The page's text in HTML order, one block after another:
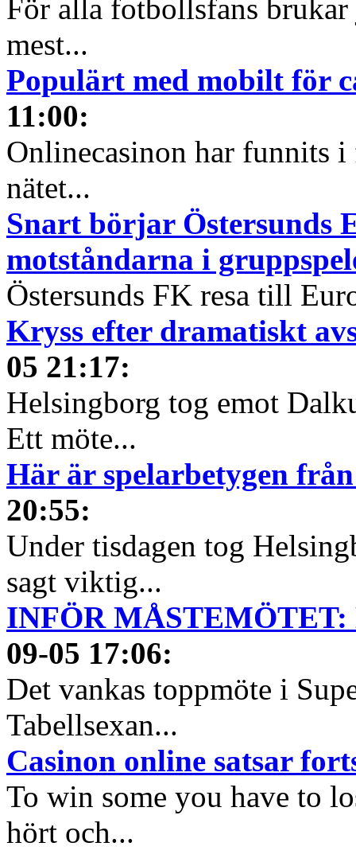
För alla fotbollsfans
mest...
Populärt med mobilt för
11:00:
Onlinecasinon har funnits i
nätet...
Snart börjar Östersunds
motståndarna i
Östersunds FK resa till
Kryss efter dramatiskt
05 21:17:
Helsingborg tog emot
Ett möte...
Här är spelarbetygen
20:55:
Under tisdagen tog
sagt viktig...
INFÖR
09-05 17:06:
Det vankas toppmöte i
Tabellsexan...
Casinon online satsar
To win some you have to
hört och...